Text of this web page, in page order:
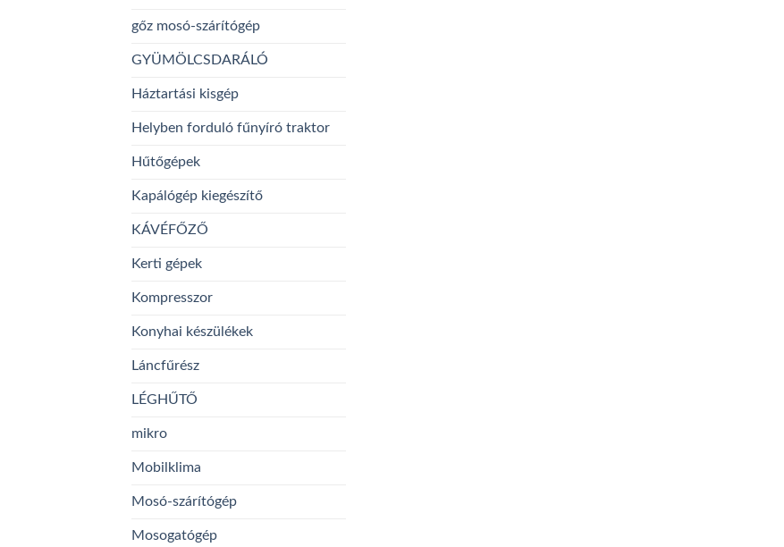
gőz mosó-szárítógép
GYÜMÖLCSDARÁLÓ
Háztartási kisgép
Helyben forduló fűnyíró traktor
Hűtőgépek
Kapálógép kiegészítő
KÁVÉFŐZŐ
Kerti gépek
Kompresszor
Konyhai készülékek
Láncfűrész
LÉGHŰTŐ
mikro
Mobilklima
Mosó-szárítógép
Mosogatógép